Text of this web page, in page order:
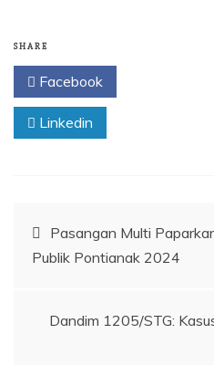
SHARE
Facebook
Linkedin
Navigasi
Pasangan Multi
Publik Pontianak 2024
Dandim 1205/STG: